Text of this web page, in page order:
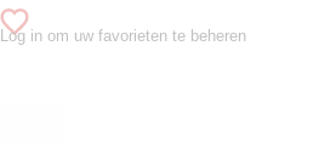
Log in om uw favorieten te beheren